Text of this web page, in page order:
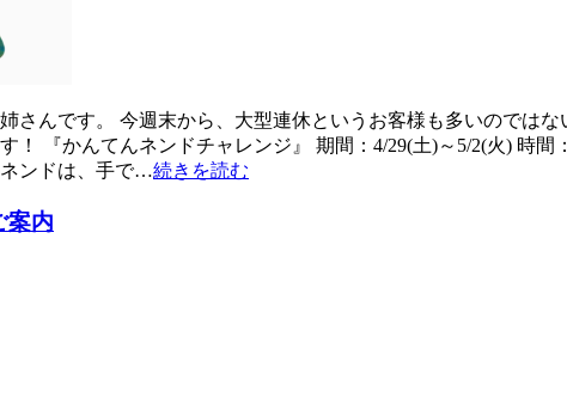
さんです。 今週末から、大型連休というお客様も多いのでは
！ 『かんてんネンドチャレンジ』 期間：4/29(土)～5/2(火) 時
ンドは、手で…続きを読む
案内